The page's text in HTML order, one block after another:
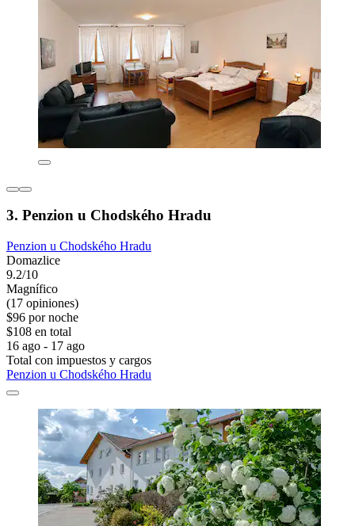
3. Penzion u Chodského Hradu
Penzion u Chodského Hradu
Domazlice
9.2/10
Magnífico
(17 opiniones)
$96 por noche
$108 en total
16 ago - 17 ago
Total con impuestos y cargos
Penzion u Chodského Hradu